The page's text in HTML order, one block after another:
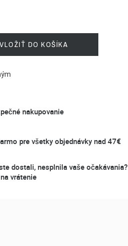
VLOŽIŤ DO KOŠÍKA
nakupovanie
pre všetky objednávky nad 47€
dostali, nesplnila vaše očakávania?
vrátenie